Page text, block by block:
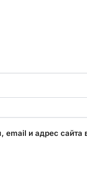
email и адрес